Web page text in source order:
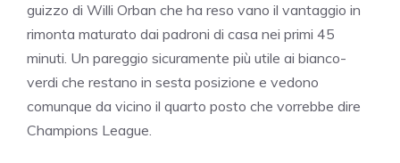
guizzo di Willi Orban che ha reso vano il vantaggio in
rimonta maturato dai padroni di casa nei primi 45
minuti. Un pareggio sicuramente più utile ai bianco-
verdi che restano in sesta posizione e vedono
comunque da vicino il quarto posto che vorrebbe dire
Champions League.